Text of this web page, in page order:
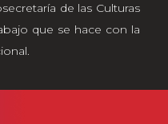
de las Culturas
que se hace con la